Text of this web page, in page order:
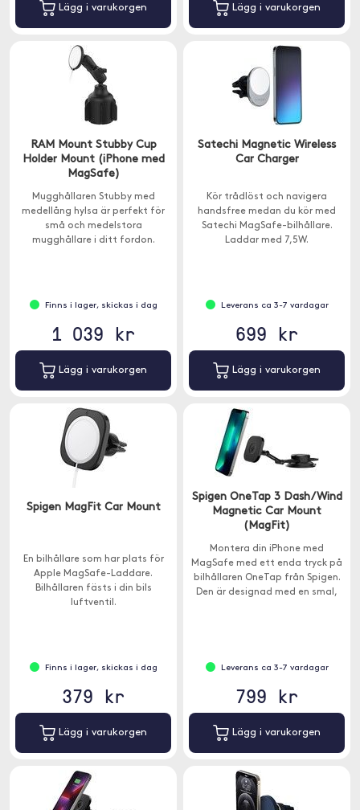
Lägg i varukorgen Lägg i varukorgen
RAM Mount Stubby Cup
Holder Mount (iPhone med
MagSafe)
Mugghållaren Stubby med
medellång hylsa är perfekt för
små och medelstora
mugghållare i ditt fordon.
Finns i lager, skickas i dag
1 039 kr
Lägg i varukorgen
Satechi Magnetic Wireless
Car Charger
Kör trådlöst och navigera
handsfree medan du kör med
Satechi MagSafe-bilhållare.
Laddar med 7,5W.
Leverans ca 3-7 vardagar
699 kr
Lägg i varukorgen
Spigen MagFit Car Mount
En bilhållare som har plats för
Apple MagSafe-Laddare.
Bilhållaren fästs i din bils
luftventil.
Finns i lager, skickas i dag
379 kr
Lägg i varukorgen
Spigen OneTap 3 Dash/Wind
Magnetic Car Mount
(MagFit)
Montera din iPhone med
MagSafe med ett enda tryck på
bilhållaren OneTap från Spigen.
Den är designad med en smal,
Leverans ca 3-7 vardagar
799 kr
Lägg i varukorgen